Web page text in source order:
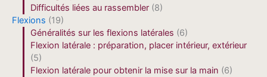
Difficultés liées au rassembler (8)
Flexions (19)
Généralités sur les flexions latérales (6)
Flexion latérale : préparation, placer intérieur, extérieur
(5)
Flexion latérale pour obtenir la mise sur la main (6)